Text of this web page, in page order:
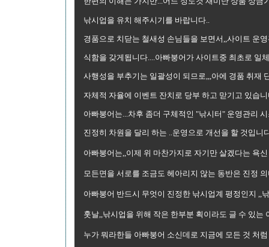
낚시업을 유치 해주시기를 바랍니다..
경품으로 치닫는 철새성 손님들을 보면서,,사이트 운
식함을 갖게됩니다....아빠붕어가 사이트중 최초로 일
사행성을 부추기는 일괄성이 되므로,,,아에 경품 취재
자체적 자율에 이벤트 잔치로 당부 하고 맏기고 있습
아빠붕어는...차후 좀더 구체적인 "낚시터" 운영관리
진정히 차원을 달리 하는 ..운영으로 개선을 할 것입
아빠붕어는,,이제 위 마찬가지로 자기만 살겠다는 욕
모든면을 서로를 조금도 헤아리지 않는 동반은 진정
아빠붕어 반드시 무엇이 진정한 낚시업계 평정인지 ,,
훗날,,낚시업을 위해 작은 한부분 획이라도 글 수 있
누가 뭐라한들 아빠붕어 소신데로 지금에 모든 것 처